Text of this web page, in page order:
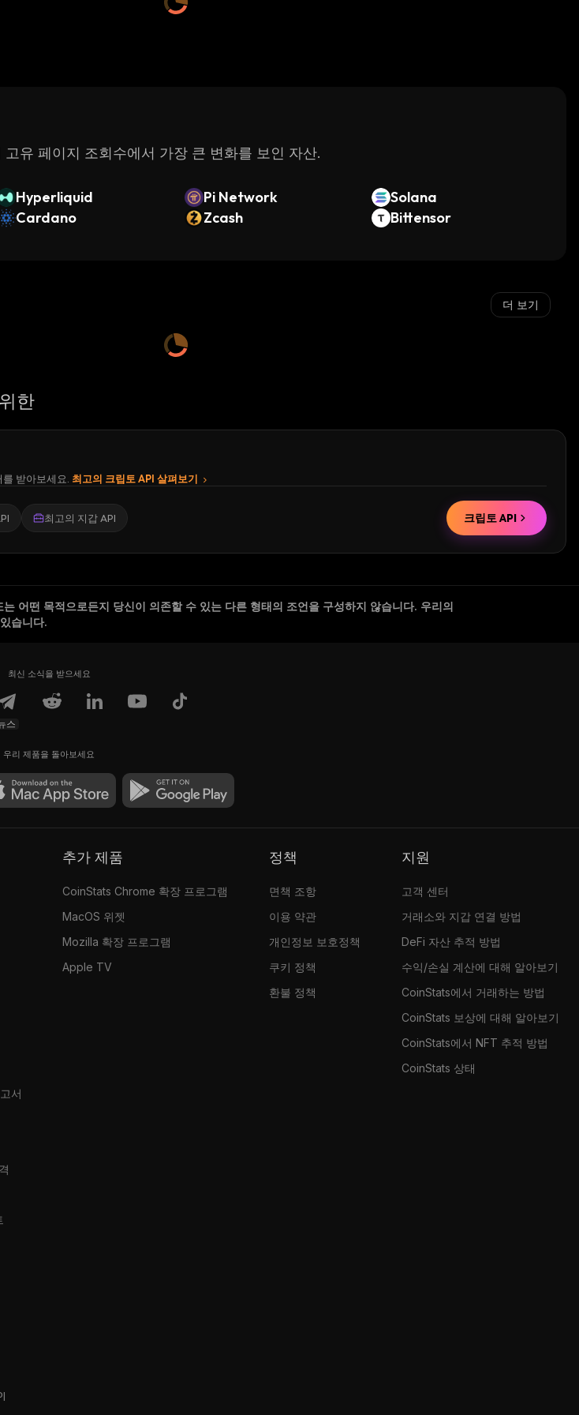
유 페이지 조회수에서 가장 큰 변화를 보인 자산.
Hyperliquid Pi Network
Solana
Cardano Zcash Bittensor
더 보기
한
받아보세요. 최고의 크립토 API 살펴보기
최고의 지갑 API 크립토 API
어떤 목적으로든지 당신이 의존할 수 있는 다른 형태의 조언을 구성하지 않습니다. 우리의
습니다.
최신 소식을 받으세요
스
우리 제품을 돌아보세요
서
추가 제품
CoinStats Chrome 확장 프로그램
MacOS 위젯
Mozilla 확장 프로그램
Apple TV
정책
면책 조항
이용 약관
개인정보 보호정책
쿠키 정책
환불 정책
지원
고객 센터
거래소와 지갑 연결 방법
DeFi 자산 추적 방법
수익/손실 계산에 대해 알아보기
CoinStats에서 거래하는 방법
CoinStats 보상에 대해 알아보기
CoinStats에서 NFT 추적 방법
CoinStats 상태